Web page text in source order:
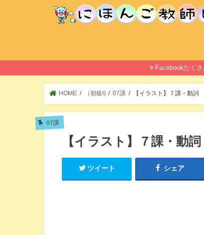
Facebookたく
HOME （初級I) 07課 【イラスト】７課・動詞
07課
【イラスト】７課・動詞
ツイート シェア